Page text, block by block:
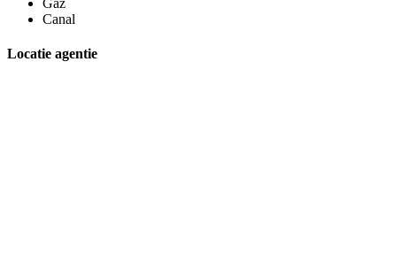
Canal
Locatie agentie